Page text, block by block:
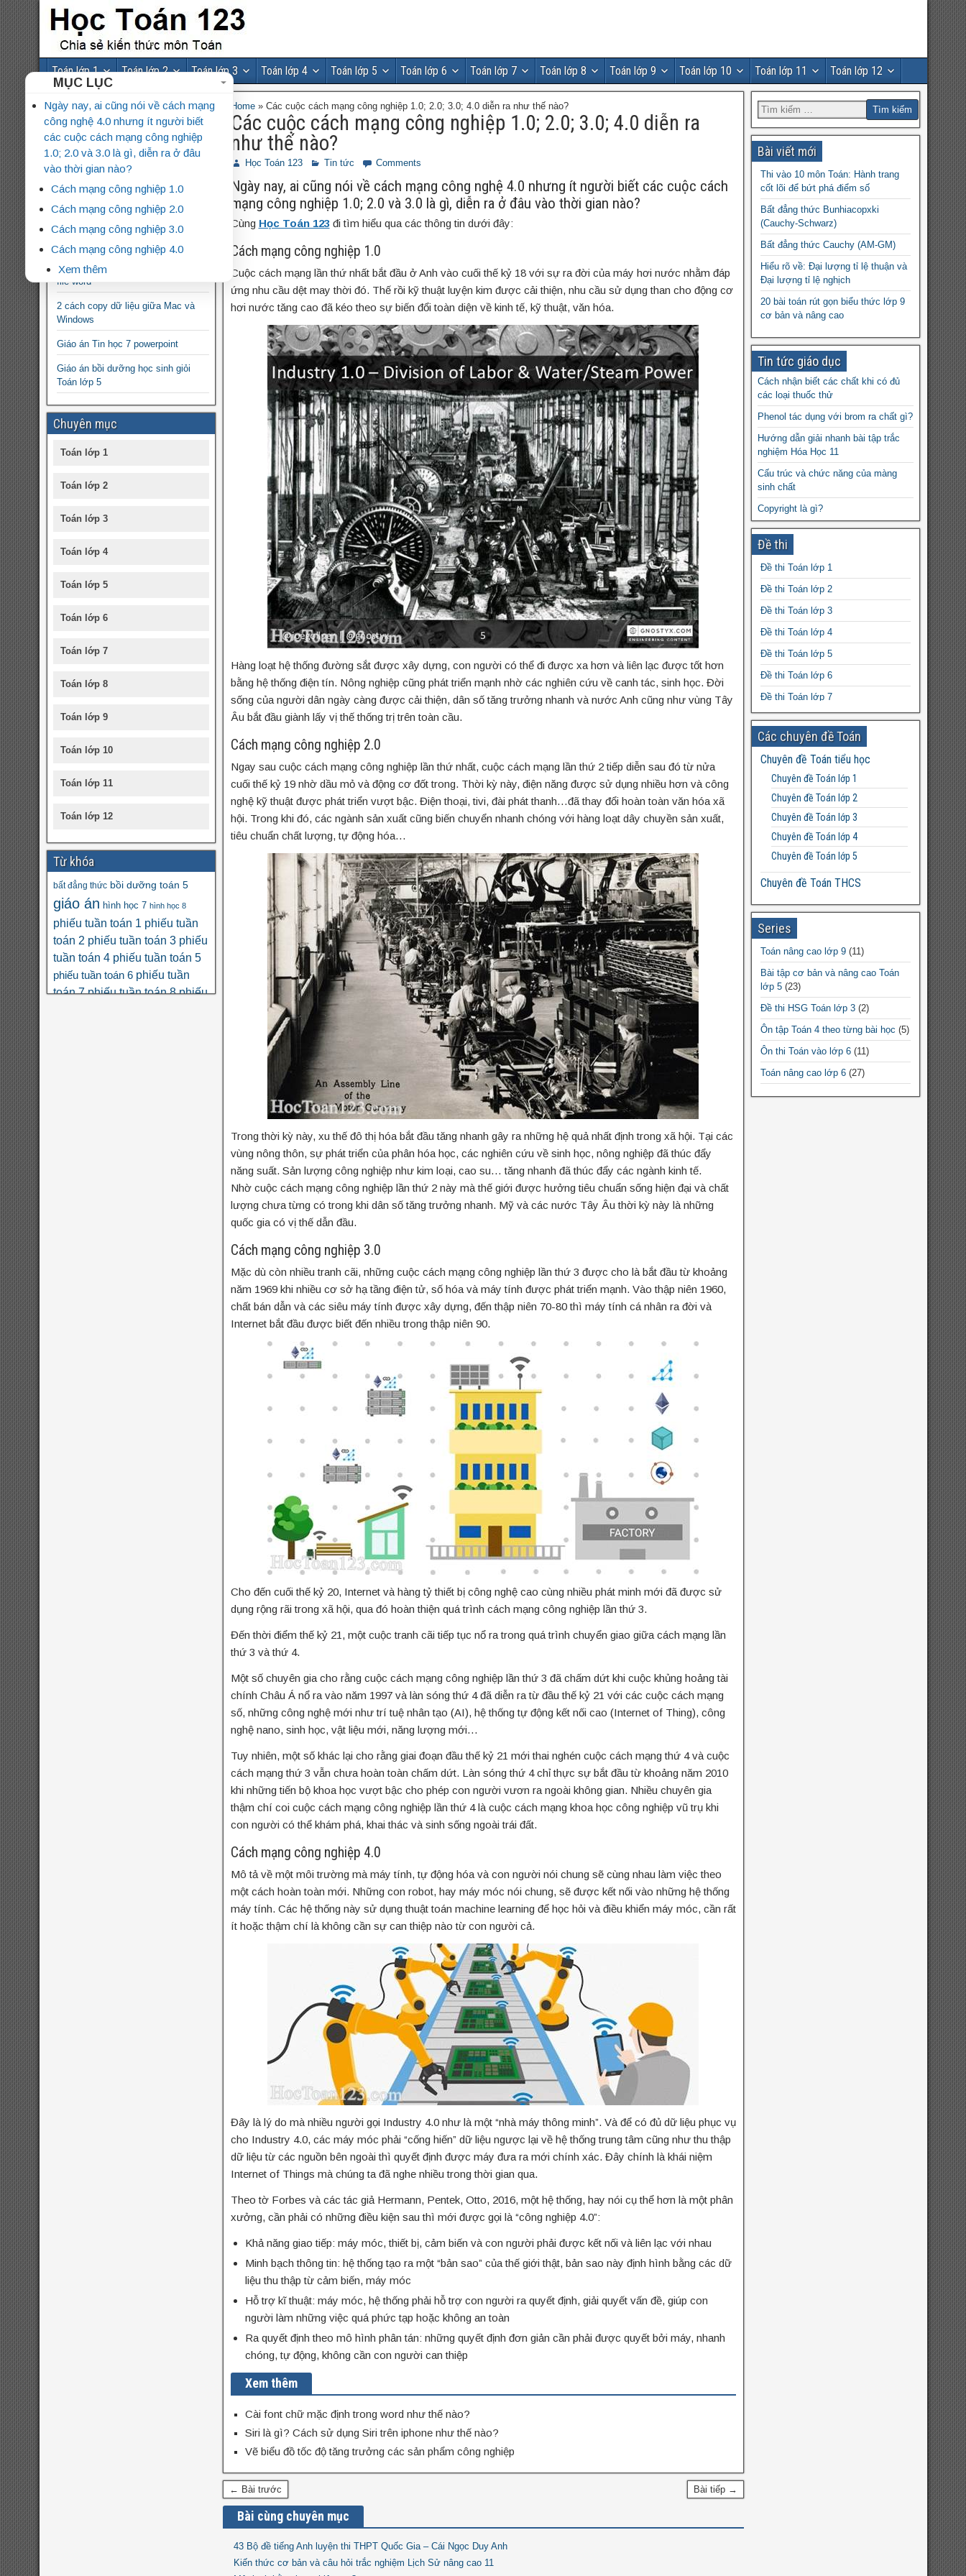
Toán lớp 1 Toán lớp 2 Toán lớp 3 Toán lớp 4 Toán lớp 5 Toán lớp 6 Toán lớp 7 Toán lớp 8 Toán lớp 9 Toán lớp 10 Toán lớp 11 Toán lớp 12
Home» Các cuộc cách mạng công nghiệp 1.0; 2.0; 3.0; 4.0 diễn ra như thế nào?
Các cuộc cách mạng công nghiệp 1.0; 2.0; 3.0; 4.0 diễn ra
như thế nào?
Học Toán 123 Tin tức Comments
MỤC LỤC
Ngày nay, ai cũng nói về cách mạng
công nghệ 4.0 nhưng ít người biết
các cuộc cách mạng công nghiệp
1.0; 2.0 và 3.0 là gì, diễn ra ở đâu
vào thời gian nào?
Cách mạng công nghiệp 1.0
Cách mạng công nghiệp 2.0
Cách mạng công nghiệp 3.0
Cách mạng công nghiệp 4.0
Xem thêm
Ngày nay, ai cũng nói về cách mạng công nghệ 4.0 nhưng ít người biết các cuộc cách
mạng công nghiệp 1.0; 2.0 và 3.0 là gì, diễn ra ở đâu vào thời gian nào?
Cùng Học Toán 123 đi tìm hiểu qua các thông tin dưới đây:
Cách mạng công nghiệp 1.0
Cuộc cách mạng lần thứ nhất bắt đầu ở Anh vào cuối thế kỷ 18 với sự ra đời của máy hơi nước nhằm đáp
ứng nhu cầu dệt may thời đó. Thế rồi kỹ thuật luyện kim được cải thiện, nhu cầu sử dụng than cho động cơ
hơi nước tăng cao đã kéo theo sự biến đổi toàn diện về kinh tế, kỹ thuật, văn hóa.
Hàng loạt hệ thống đường sắt được xây dựng, con người có thể đi được xa hơn và liên lạc được tốt hơn
bằng hệ thống điện tín. Nông nghiệp cũng phát triển mạnh nhờ các nghiên cứu về canh tác, sinh học. Đời
sống của người dân ngày càng được cải thiện, dân số tăng trưởng nhanh và nước Anh cũng như vùng Tây
Âu bắt đầu giành lấy vị thế thống trị trên toàn cầu.
Cách mạng công nghiệp 2.0
Ngay sau cuộc cách mạng công nghiệp lần thứ nhất, cuộc cách mạng lần thứ 2 tiếp diễn sau đó từ nửa
cuối thế kỷ 19 nhờ dầu mỏ và động cơ đốt trong. Thời kỳ này, điện năng được sử dụng nhiều hơn và công
nghệ kỹ thuật được phát triển vượt bậc. Điện thoại, tivi, đài phát thanh…đã thay đổi hoàn toàn văn hóa xã
hội. Trong khi đó, các ngành sản xuất cũng biến chuyển nhanh chóng với hàng loạt dây chuyền sản xuất,
tiêu chuẩn chất lượng, tự động hóa…
Trong thời kỳ này, xu thế đô thị hóa bắt đầu tăng nhanh gây ra những hệ quả nhất định trong xã hội. Tại các
vùng nông thôn, sự phát triển của phân hóa học, các nghiên cứu về sinh học, nông nghiệp đã thúc đẩy
năng suất. Sản lượng công nghiệp như kim loại, cao su… tăng nhanh đã thúc đẩy các ngành kinh tế.
Nhờ cuộc cách mạng công nghiệp lần thứ 2 này mà thế giới được hưởng tiêu chuẩn sống hiện đại và chất
lượng chưa từng có trong khi dân số tăng trưởng nhanh. Mỹ và các nước Tây Âu thời kỳ này là những
quốc gia có vị thế dẫn đầu.
Cách mạng công nghiệp 3.0
Mặc dù còn nhiều tranh cãi, những cuộc cách mạng công nghiệp lần thứ 3 được cho là bắt đầu từ khoảng
năm 1969 khi nhiều cơ sở hạ tầng điện tử, số hóa và máy tính được phát triển mạnh. Vào thập niên 1960,
chất bán dẫn và các siêu máy tính được xây dựng, đến thập niên 70-80 thì máy tính cá nhân ra đời và
Internet bắt đầu được biết đến nhiều trong thập niên 90.
Cho đến cuối thế kỷ 20, Internet và hàng tỷ thiết bị công nghệ cao cùng nhiều phát minh mới đã được sử
dụng rộng rãi trong xã hội, qua đó hoàn thiện quá trình cách mạng công nghiệp lần thứ 3.
Đến thời điểm thế kỷ 21, một cuộc tranh cãi tiếp tục nổ ra trong quá trình chuyển giao giữa cách mạng lần
thứ 3 và thứ 4.
Một số chuyên gia cho rằng cuộc cách mạng công nghiệp lần thứ 3 đã chấm dứt khi cuộc khủng hoảng tài
chính Châu Á nổ ra vào năm 1997 và làn sóng thứ 4 đã diễn ra từ đầu thế kỷ 21 với các cuộc cách mạng
số, những công nghệ mới như trí tuệ nhân tạo (AI), hệ thống tự động kết nối cao (Internet of Thing), công
nghệ nano, sinh học, vật liệu mới, năng lượng mới…
Tuy nhiên, một số khác lại cho rằng giai đoạn đầu thế kỷ 21 mới thai nghén cuộc cách mạng thứ 4 và cuộc
cách mạng thứ 3 vẫn chưa hoàn toàn chấm dứt. Làn sóng thứ 4 chỉ thực sự bắt đầu từ khoảng năm 2010
khi những tiến bộ khoa học vượt bậc cho phép con người vươn ra ngoài không gian. Nhiều chuyên gia
thậm chí coi cuộc cách mạng công nghiệp lần thứ 4 là cuộc cách mạng khoa học công nghiệp vũ trụ khi
con người có thể khám phá, khai thác và sinh sống ngoài trái đất.
Cách mạng công nghiệp 4.0
Mô tả về một môi trường mà máy tính, tự động hóa và con người nói chung sẽ cùng nhau làm việc theo
một cách hoàn toàn mới. Những con robot, hay máy móc nói chung, sẽ được kết nối vào những hệ thống
máy tính. Các hệ thống này sử dụng thuật toán machine learning để học hỏi và điều khiển máy móc, cần rất
ít hoặc thậm chí là không cần sự can thiệp nào từ con người cả.
Đây là lý do mà nhiều người gọi Industry 4.0 như là một “nhà máy thông minh”. Và để có đủ dữ liệu phục vụ
cho Industry 4.0, các máy móc phải “cống hiến” dữ liệu ngược lại về hệ thống trung tâm cũng như thu thập
dữ liệu từ các nguồn bên ngoài thì quyết định được máy đưa ra mới chính xác. Đây chính là khái niệm
Internet of Things mà chúng ta đã nghe nhiều trong thời gian qua.
Theo tờ Forbes và các tác giả Hermann, Pentek, Otto, 2016, một hệ thống, hay nói cụ thể hơn là một phân
xưởng, cần phải có những điều kiện sau thì mới được gọi là “công nghiệp 4.0”:
Khả năng giao tiếp: máy móc, thiết bị, cảm biến và con người phải được kết nối và liên lạc với nhau
Minh bạch thông tin: hệ thống tạo ra một “bản sao” của thế giới thật, bản sao này định hình bằng các dữ
liệu thu thập từ cảm biến, máy móc
Hỗ trợ kĩ thuật: máy móc, hệ thống phải hỗ trợ con người ra quyết định, giải quyết vấn đề, giúp con
người làm những việc quá phức tạp hoặc không an toàn
Ra quyết định theo mô hình phân tán: những quyết định đơn giản cần phải được quyết bởi máy, nhanh
chóng, tự động, không cần con người can thiệp
Xem thêm
Cài font chữ mặc định trong word như thế nào?
Siri là gì? Cách sử dụng Siri trên iphone như thế nào?
Vẽ biểu đồ tốc độ tăng trưởng các sản phẩm công nghiệp
← Bài trước Bài tiếp →
Bài cùng chuyên mục
43 Bộ đề tiếng Anh luyện thi THPT Quốc Gia – Cái Ngọc Duy Anh
Kiến thức cơ bản và câu hỏi trắc nghiệm Lịch Sử nâng cao 11
Bài cùng chuyên mục
Tế bào nào có lưới nội chất hạt phát
triển?
Áp lực là gì? Đơn vị của áp lực,
Bộ đề ôn thi giữa HK1 môn tiếng
5 bước dạy trẻ làm toán cộng, trừ
Bộ đề kiểm tra Ngữ Văn 7 cả năm
file word
2 cách copy dữ liệu giữa Mac và
Windows
Giáo án Tin học 7 powerpoint
Giáo án bồi dưỡng học sinh giỏi
Toán lớp 5
Chuyên mục
Toán lớp 1
Toán lớp 2
Toán lớp 3
Toán lớp 4
Toán lớp 5
Toán lớp 6
Toán lớp 7
Toán lớp 8
Toán lớp 9
Toán lớp 10
Toán lớp 11
Toán lớp 12
Từ khóa
bất đẳng thức bồi dưỡng toán 5
giáo án hình học 7 hình học 8
phiếu tuần toán 1 phiếu tuần
toán 2 phiếu tuần toán 3 phiếu
tuần toán 4 phiếu tuần toán 5
phiếu tuần toán 6 phiếu tuần
toán 7 phiếu tuần toán 8 phiếu
Bài viết mới
Thi vào 10 môn Toán: Hành trang
cốt lõi để bứt phá điểm số
Bất đẳng thức Bunhiacopxki
(Cauchy-Schwarz)
Bất đẳng thức Cauchy (AM-GM)
Hiểu rõ về: Đại lượng tỉ lệ thuận và
Đại lượng tỉ lệ nghịch
20 bài toán rút gọn biểu thức lớp 9
cơ bản và nâng cao
Tin tức giáo dục
Cách nhận biết các chất khi có đủ
các loại thuốc thử
Phenol tác dụng với brom ra chất gì?
Hướng dẫn giải nhanh bài tập trắc
nghiệm Hóa Học 11
Cấu trúc và chức năng của màng
sinh chất
Copyright là gì?
Rèn luyện kỹ năng giao tiếp cho trẻ
Giáo án Toán 9 powerpoint
Tuxera NTFS 2021 bản quyền update
thoải mái
Tại sao quang hợp quyết định năng
suất cây trồng?
Những điều cần biết về trường
THCS Thanh Xuân, Hà Nội
Đề thi
Đề thi Toán lớp 1
Đề thi Toán lớp 2
Đề thi Toán lớp 3
Đề thi Toán lớp 4
Đề thi Toán lớp 5
Đề thi Toán lớp 6
Đề thi Toán lớp 7
Đề thi Toán lớp 8
Đề thi Toán lớp 9
Đề thi Toán lớp 10
Đề thi Toán lớp 11
Đề thi Toán lớp 12
Các chuyên đề Toán
Chuyên đề Toán tiểu học
Chuyên đề Toán lớp 1
Chuyên đề Toán lớp 2
Chuyên đề Toán lớp 3
Chuyên đề Toán lớp 4
Chuyên đề Toán lớp 5
Chuyên đề Toán THCS
Bất đẳng thức THCS
Chuyên đề Toán lớp 6
Chuyên đề Toán lớp 7
Chuyên đề Toán lớp 8
Chuyên đề Toán lớp 9
Chuyên đề Toán THPT
Chuyên đề Toán lớp 10
Chuyên đề Toán lớp 11
Chuyên đề Toán lớp 12
Series
Toán nâng cao lớp 9(11)
Bài tập cơ bản và nâng cao Toán
lớp 5(23)
Đề thi HSG Toán lớp 3(2)
Ôn tập Toán 4 theo từng bài học (5)
Ôn thi Toán vào lớp 6(11)
Toán nâng cao lớp 6(27)
Đề thi HSG Toán 12(10)